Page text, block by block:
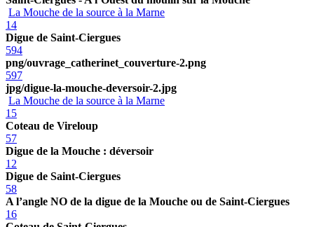
La Mouche de la source à la Marne
14
Digue de Saint-Ciergues
594
png/ouvrage_catherinet_couverture-2.png
597
jpg/digue-la-mouche-deversoir-2.jpg
La Mouche de la source à la Marne
15
Coteau de Vireloup
57
Digue de la Mouche : déversoir
12
Digue de Saint-Ciergues
58
A l’angle NO de la digue de la Mouche ou de Saint-Ciergues
16